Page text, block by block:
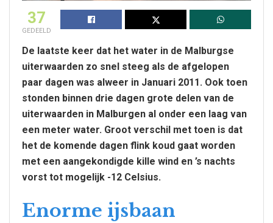
37
GEDEELD
De laatste keer dat het water in de Malburgse
uiterwaarden zo snel steeg als de afgelopen
paar dagen was alweer in Januari 2011. Ook toen
stonden binnen drie dagen grote delen van de
uiterwaarden in Malburgen al onder een laag van
een meter water. Groot verschil met toen is dat
het de komende dagen flink koud gaat worden
met een aangekondigde kille wind en ’s nachts
vorst tot mogelijk -12 Celsius.
Enorme ijsbaan